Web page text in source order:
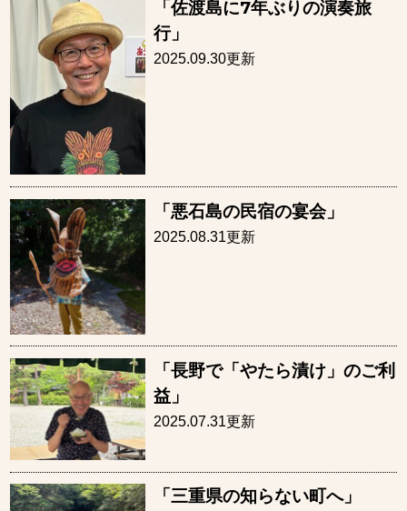
「佐渡島に7年ぶりの演奏旅
行」
2025.09.30更新
「悪石島の民宿の宴会」
2025.08.31更新
「長野で「やたら漬け」のご利
益」
2025.07.31更新
「三重県の知らない町へ」